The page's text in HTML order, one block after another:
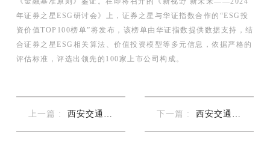
年证券之星ESG研讨会》上，证券之星与华证指数合作的“ESG投
资价值TOP100榜单”将发布，该榜单由华证指数提供数据支持，结
合证券之星ESG相关算法、价值投资模型等多元信息，依据严格的
评估标准，评选出领先的100家上市公司构成。
上一篇 :
西安交通大
下一篇 :
西安交通大